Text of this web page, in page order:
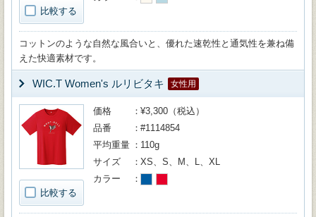
比較する
コットンのような自然な風合いと、優れた速乾性と通気性を兼ね備
えた快適素材です。
WIC.T Women's ルリビタキ 女性用
比較する
価格
¥3,300（税込）
品番
#1114854
平均重量
110g
サイズ
XS、S、M、L、XL
カラー